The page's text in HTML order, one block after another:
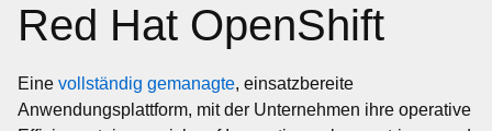
Red Hat OpenShift
Eine vollständig gemanagte, einsatzbereite
Anwendungsplattform, mit der Unternehmen ihre operative